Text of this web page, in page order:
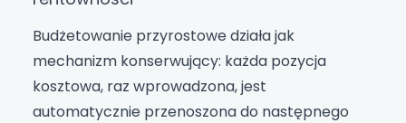
Budżetowanie przyrostowe działa jak
mechanizm konserwujący: każda pozycja
kosztowa, raz wprowadzona, jest
automatycznie przenoszona do następnego